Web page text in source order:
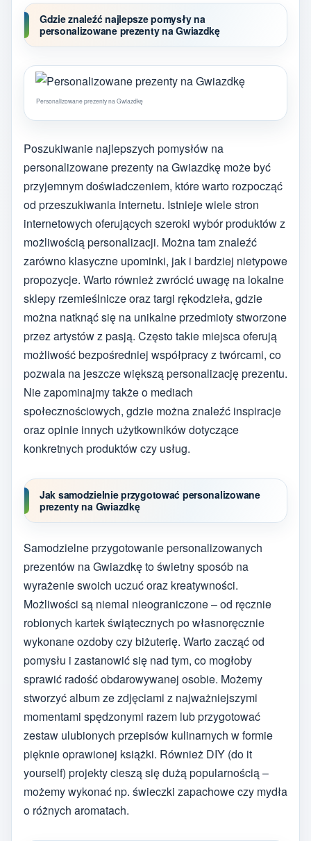
Gdzie znaleźć najlepsze pomysły na
personalizowane prezenty na Gwiazdkę
Personalizowane prezenty na Gwiazdkę
Poszukiwanie najlepszych pomysłów na
personalizowane prezenty na Gwiazdkę może być
przyjemnym doświadczeniem, które warto rozpocząć
od przeszukiwania internetu. Istnieje wiele stron
internetowych oferujących szeroki wybór produktów z
możliwością personalizacji. Można tam znaleźć
zarówno klasyczne upominki, jak i bardziej nietypowe
propozycje. Warto również zwrócić uwagę na lokalne
sklepy rzemieślnicze oraz targi rękodzieła, gdzie
można natknąć się na unikalne przedmioty stworzone
przez artystów z pasją. Często takie miejsca oferują
możliwość bezpośredniej współpracy z twórcami, co
pozwala na jeszcze większą personalizację prezentu.
Nie zapominajmy także o mediach
społecznościowych, gdzie można znaleźć inspiracje
oraz opinie innych użytkowników dotyczące
konkretnych produktów czy usług.
Jak samodzielnie przygotować personalizowane
prezenty na Gwiazdkę
Samodzielne przygotowanie personalizowanych
prezentów na Gwiazdkę to świetny sposób na
wyrażenie swoich uczuć oraz kreatywności.
Możliwości są niemal nieograniczone – od ręcznie
robionych kartek świątecznych po własnoręcznie
wykonane ozdoby czy biżuterię. Warto zacząć od
pomysłu i zastanowić się nad tym, co mogłoby
sprawić radość obdarowywanej osobie. Możemy
stworzyć album ze zdjęciami z najważniejszymi
momentami spędzonymi razem lub przygotować
zestaw ulubionych przepisów kulinarnych w formie
pięknie oprawionej książki. Również DIY (do it
yourself) projekty cieszą się dużą popularnością –
możemy wykonać np. świeczki zapachowe czy mydła
o różnych aromatach.